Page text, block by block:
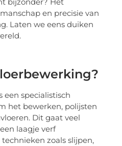
en precisie van
Laten we eens duiken
een specialistisch
het bewerken, polijsten
Dit gaat veel
laagje verf
zoals slijpen,